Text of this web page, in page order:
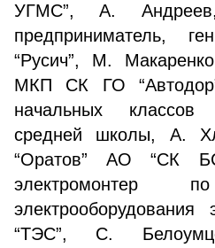
УГМС”, А. Андреев,
предприниматель,
“Русич”, М.
МКП СК ГО
начальных классов
средней школы, А.
“Оратов” АО “СК
электромонтер
“ТЭС”, С.